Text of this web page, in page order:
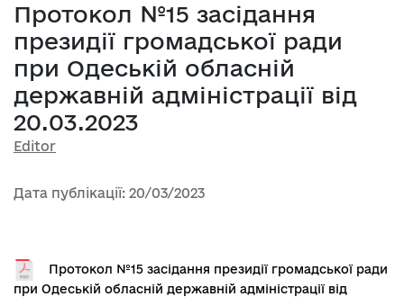
Протокол №15 засідання
президії громадської ради
при Одеській обласній
державній адміністрації від
20.03.2023
Editor
Дата публікації: 20/03/2023
Протокол №15 засідання президії громадської ради
при Одеській обласній державній адміністрації від